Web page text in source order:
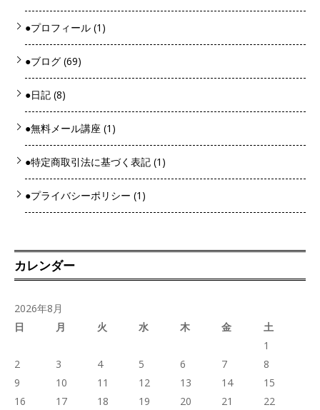
●プロフィール (1)
●ブログ (69)
●日記 (8)
●無料メール講座 (1)
●特定商取引法に基づく表記 (1)
●プライバシーポリシー (1)
カレンダー
2026年8月
日
月 火 水 木 金
土
1
2
3 4 5 6 7
8
9
10 11 12 13 14
15
16
17 18 19 20 21 22